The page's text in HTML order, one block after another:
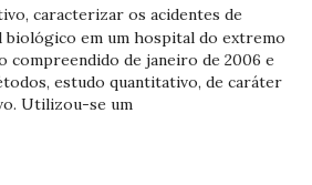
caracterizar os acidentes de
em um hospital do extremo
compreendido de janeiro de 2006 e
estudo quantitativo, de caráter
Utilizou-se um